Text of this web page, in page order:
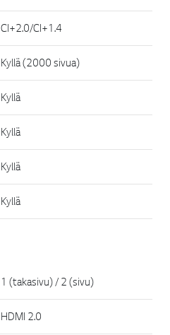
CI+2.0/CI+1.4
Kyllä (2000 sivua)
Kyllä
Kyllä
Kyllä
Kyllä
1 (takasivu) / 2 (sivu)
HDMI 2.0